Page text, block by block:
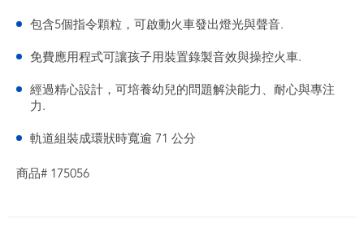
包含5個指令顆粒，可啟動火車發出燈光與聲音.
免費應用程式可讓孩子用裝置錄製音效與操控火車.
經過精心設計，可培養幼兒的問題解決能力、耐心與專注
力.
軌道組裝成環狀時寬逾 71 公分
商品# 175056